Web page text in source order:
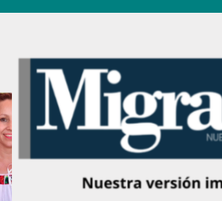
Ir
contenido